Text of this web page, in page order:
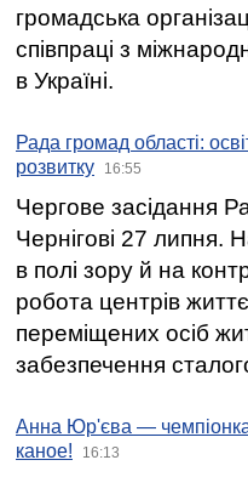
громадська
співпраці з
в Україні.
Рада громад області:
розвитку
16:55
Чергове засідання
Чернігові 27 липня.
в полі зору й на
робота центрів
переміщених осіб
забезпечення
Анна Юр'єва — чемпіонка
каное!
16:13